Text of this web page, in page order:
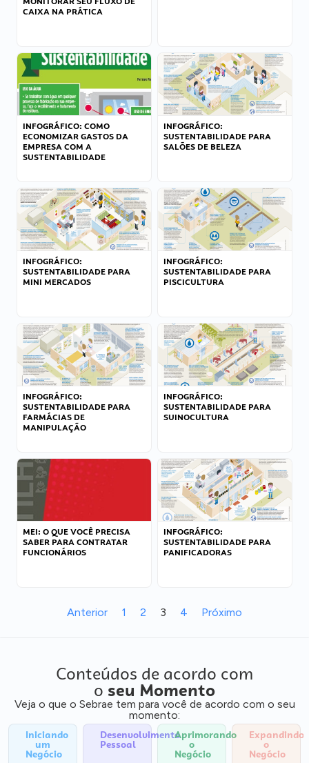
CAIXA NA PRÁTICA
INFOGRÁFICO: COMO
ECONOMIZAR GASTOS DA
EMPRESA COM A
SUSTENTABILIDADE
INFOGRÁFICO:
SUSTENTABILIDADE PARA
SALÕES DE BELEZA
INFOGRÁFICO:
SUSTENTABILIDADE PARA
MINI MERCADOS
INFOGRÁFICO:
SUSTENTABILIDADE PARA
PISCICULTURA
INFOGRÁFICO:
SUSTENTABILIDADE PARA
FARMÁCIAS DE
MANIPULAÇÃO
INFOGRÁFICO:
SUSTENTABILIDADE PARA
SUINOCULTURA
MEI: O QUE VOCÊ PRECISA
SABER PARA CONTRATAR
FUNCIONÁRIOS
INFOGRÁFICO:
SUSTENTABILIDADE PARA
PANIFICADORAS
Anterior 1 2 3 4 Próximo
Conteúdos de acordo com
o seu Momento
Veja o que o Sebrae tem para você de acordo com o seu
momento:
Iniciando
um
Negócio
Desenvolvimento
Pessoal
Aprimorando
o
Negócio
Expandindo
o
Negócio